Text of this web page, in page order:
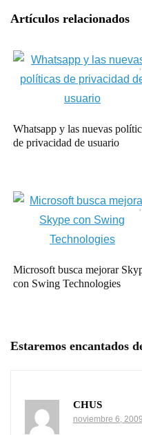
Artículos relacionados
Whatsapp y las nuevas
de privacidad de usuario
Microsoft busca mejorar
con Swing Technologies
Estaremos encantados
CHUS
noviembre 6,